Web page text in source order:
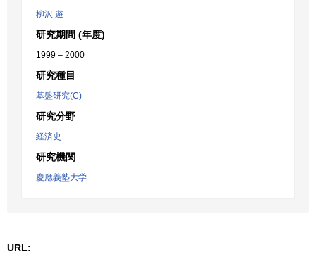
柳沢 遊
研究期間 (年度)
1999 – 2000
研究種目
基盤研究(C)
研究分野
経済史
研究機関
慶應義塾大学
URL: